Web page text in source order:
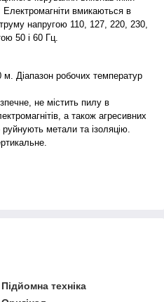
Електромагніти вмикаються в
напругою 110, 127, 220, 230,
50 і 60 Гц.
Діапазон робочих температур
не містить пилу в
а також агресивних
руйнують метали та ізоляцію.
Підйомна техніка